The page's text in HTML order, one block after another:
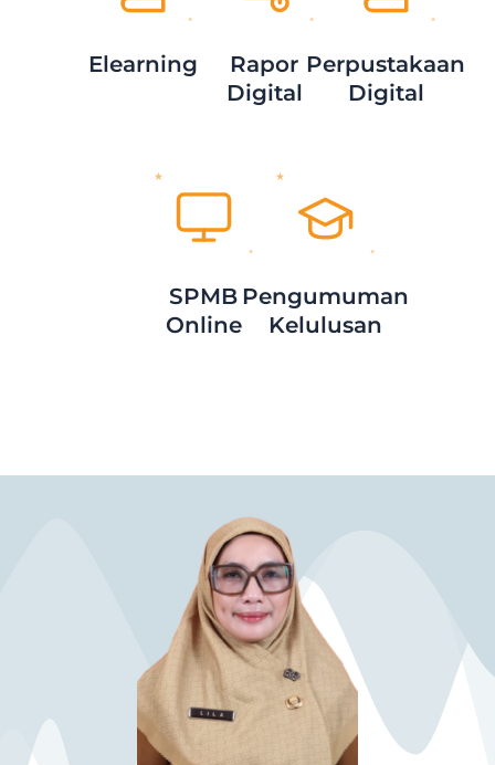
Elearning
Rapor
Digital
Perpustakaan
Digital
SPMB
Online
Pengumuman
Kelulusan